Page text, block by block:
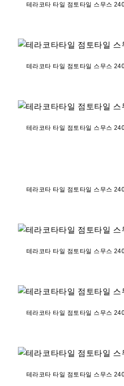
테라코타 타일 점토타일 스무스
테라코타 타일 점토타일 스무스
테라코타 타일 점토타일 스무스
테라코타 타일 점토타일 스무스
테라코타 타일 점토타일 스무스
테라코타 타일 점토타일 스무스
테라코타 타일 점토타일 스무스